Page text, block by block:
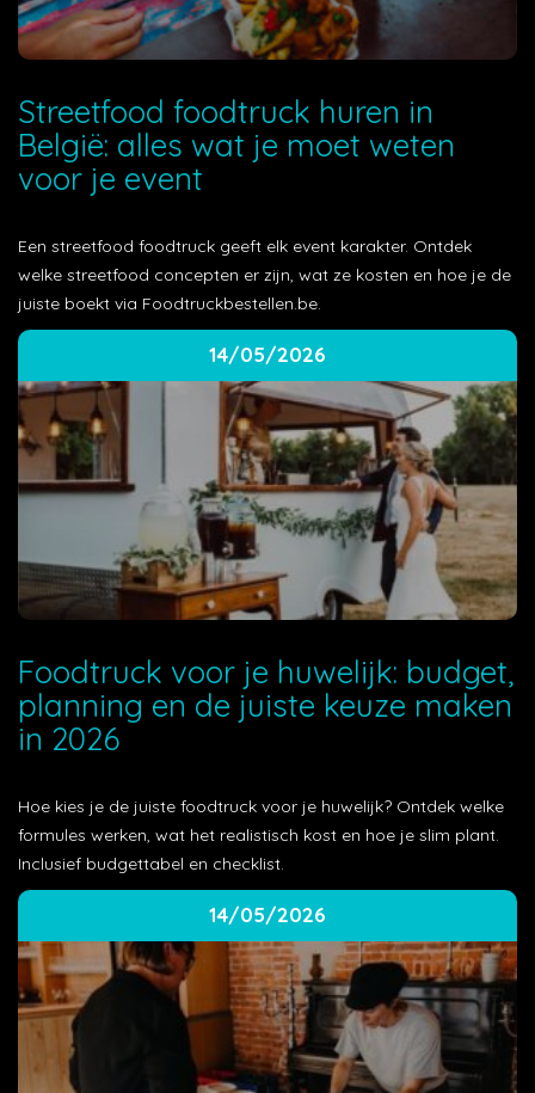
Streetfood foodtruck huren in
België: alles wat je moet weten
voor je event
Een streetfood foodtruck geeft elk event karakter. Ontdek
welke streetfood concepten er zijn, wat ze kosten en hoe je de
juiste boekt via Foodtruckbestellen.be.
14/05/2026
Foodtruck voor je huwelijk: budget,
planning en de juiste keuze maken
in 2026
Hoe kies je de juiste foodtruck voor je huwelijk? Ontdek welke
formules werken, wat het realistisch kost en hoe je slim plant.
Inclusief budgettabel en checklist.
14/05/2026